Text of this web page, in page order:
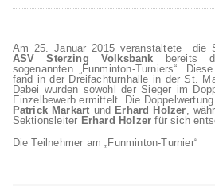
Am 25. Januar 2015 veranstaltete die
ASV Sterzing Volksbank bereits
sogenannten „Funminton-Turniers“.
fand in der Dreifachturnhalle in der St.
Dabei wurden sowohl der Sieger im
Einzelbewerb ermittelt. Die
Patrick Markart und Erhard Holzer ,
Sektionsleiter Erhard Holzer für sich
Die Teilnehmer am „Funminton-Turnier“